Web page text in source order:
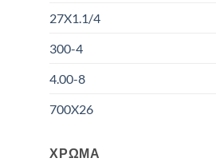
27X1.1/4
300-4
4.00-8
700X26
ΧΡΏΜΑ